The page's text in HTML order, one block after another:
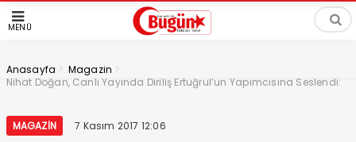
MENÜ
Anasayfa > Magazin >
Nihat Doğan, Canlı Yayında Diriliş Ertuğrul’un Yapımcısına Seslendi:
MAGAZIN 7 Kasım 2017 12:06